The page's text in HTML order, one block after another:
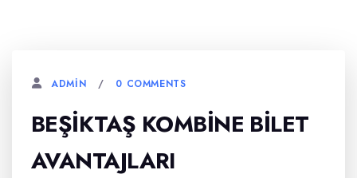
ADMIN 0 COMMENTS
BEŞIKTAŞ KOMBINE BILET
AVANTAJLARI